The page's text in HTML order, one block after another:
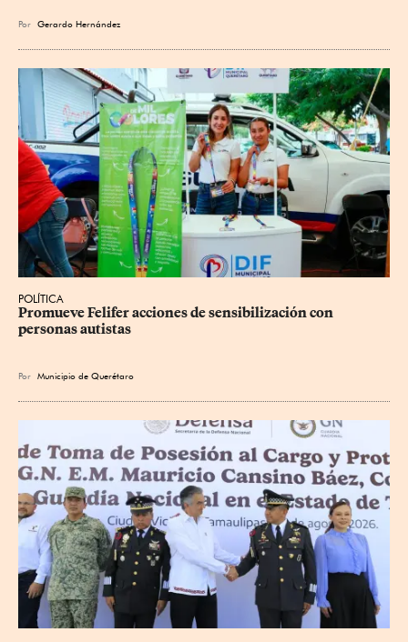
Por Gerardo Hernández
POLÍTICA
Promueve Felifer acciones de sensibilización con
personas autistas
Por Municipio de Querétaro